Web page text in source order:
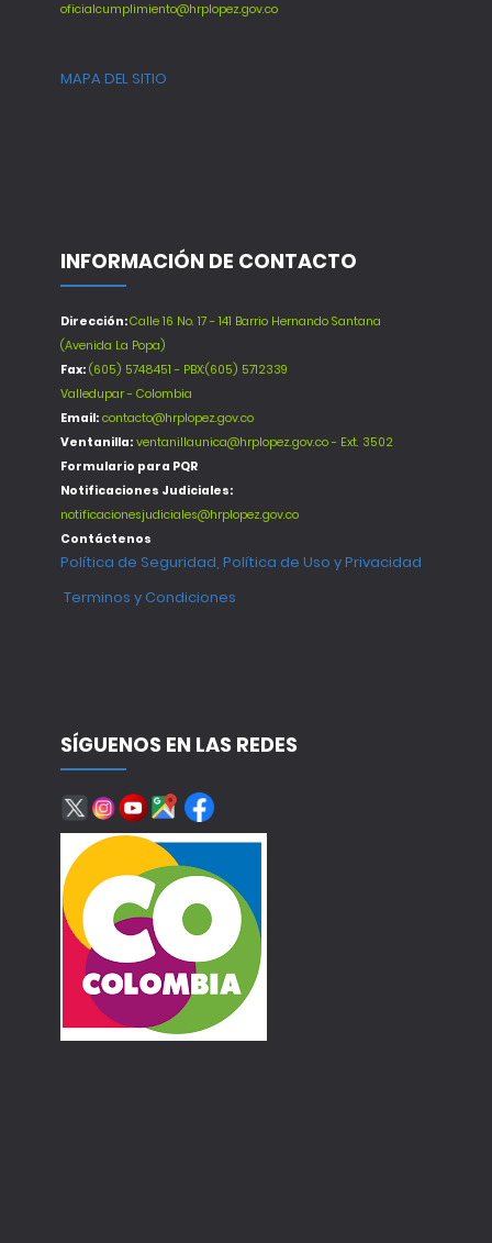
oficialcumplimiento@hrplopez.gov.co
MAPA DEL SITIO
INFORMACIÓN DE CONTACTO
Dirección:Calle 16 No. 17 - 141 Barrio Hernando Santana
(Avenida La Popa)
Fax: (605) 5748451 - PBX:(605) 5712339
Valledupar - Colombia
Email: contacto@hrplopez.gov.co
Ventanilla: ventanillaunica@hrplopez.gov.co - Ext. 3502
Formulario para PQR
Notificaciones Judiciales:
notificacionesjudiciales@hrplopez.gov.co
Contáctenos
Política de Seguridad, Política de Uso y Privacidad
Terminos y Condiciones
SÍGUENOS EN LAS REDES